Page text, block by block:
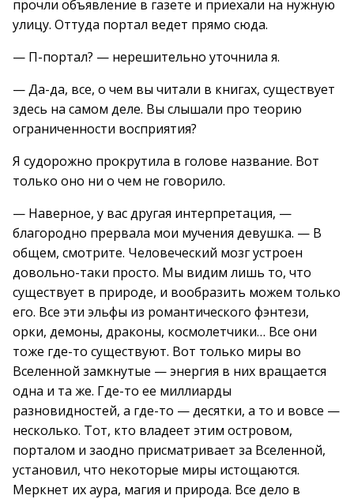
прочли объявление в газете и приехали на нужную
улицу. Оттуда портал ведет прямо сюда.
— П-портал? — нерешительно уточнила я.
— Да-да, все, о чем вы читали в книгах, существует
здесь на самом деле. Вы слышали про теорию
ограниченности восприятия?
Я судорожно прокрутила в голове название. Вот
только оно ни о чем не говорило.
— Наверное, у вас другая интерпретация, —
благородно прервала мои мучения девушка. — В
общем, смотрите. Человеческий мозг устроен
довольно-таки просто. Мы видим лишь то, что
существует в природе, и вообразить можем только
его. Все эти эльфы из романтического фэнтези,
орки, демоны, драконы, космолетчики… Все они
тоже где-то существуют. Вот только миры во
Вселенной замкнутые — энергия в них вращается
одна и та же. Где-то ее миллиарды
разновидностей, а где-то — десятки, а то и вовсе —
несколько. Тот, кто владеет этим островом,
порталом и заодно присматривает за Вселенной,
установил, что некоторые миры истощаются.
Меркнет их аура, магия и природа. Все дело в